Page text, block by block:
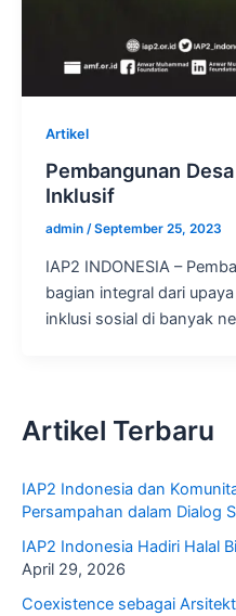
Artikel
Pembangunan
Inklusif
admin /September 25, 2023
IAP2 INDONESIA –
bagian integral dari
inklusi sosial di banyak
Artikel Terbaru
IAP2 Indonesia dan
Persampahan dalam Dialog
IAP2 Indonesia Hadiri Halal
April 29, 2026
Coexistence sebagai